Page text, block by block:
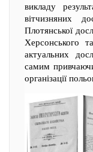
викладу
вітчизняних
Плотянської
Херсонського
актуальних
самим
організації